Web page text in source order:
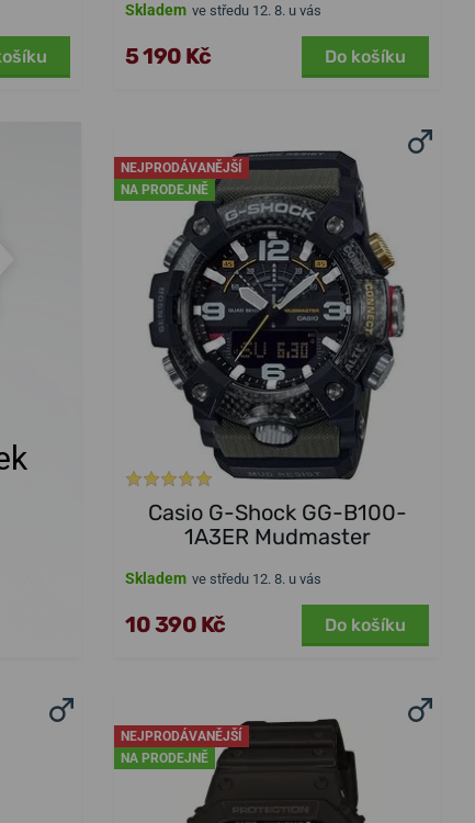
Skladem ve středu 12. 8. u vás
5 190 Kč Do košíku
NEJPRODÁVANĚJŠÍ
NA PRODEJNĚ
Casio G-Shock GG-B100-
1A3ER Mudmaster
Skladem ve středu 12. 8. u vás
10 390 Kč Do košíku
NEJPRODÁVANĚJŠÍ
NA PRODEJNĚ